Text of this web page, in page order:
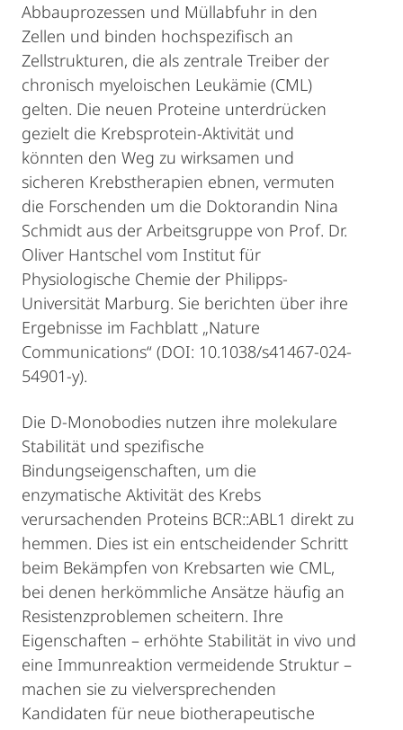
Abbauprozessen und Müllabfuhr in den
Zellen und binden hochspezifisch an
Zellstrukturen, die als zentrale Treiber der
chronisch myeloischen Leukämie (CML)
gelten. Die neuen Proteine unterdrücken
gezielt die Krebsprotein-Aktivität und
könnten den Weg zu wirksamen und
sicheren Krebstherapien ebnen, vermuten
die Forschenden um die Doktorandin Nina
Schmidt aus der Arbeitsgruppe von Prof. Dr.
Oliver Hantschel vom Institut für
Physiologische Chemie der Philipps-
Universität Marburg. Sie berichten über ihre
Ergebnisse im Fachblatt „Nature
Communications“ (DOI: 10.1038/s41467-024-
54901-y).
Die D-Monobodies nutzen ihre molekulare
Stabilität und spezifische
Bindungseigenschaften, um die
enzymatische Aktivität des Krebs
verursachenden Proteins BCR::ABL1 direkt zu
hemmen. Dies ist ein entscheidender Schritt
beim Bekämpfen von Krebsarten wie CML,
bei denen herkömmliche Ansätze häufig an
Resistenzproblemen scheitern. Ihre
Eigenschaften – erhöhte Stabilität in vivo und
eine Immunreaktion vermeidende Struktur –
machen sie zu vielversprechenden
Kandidaten für neue biotherapeutische